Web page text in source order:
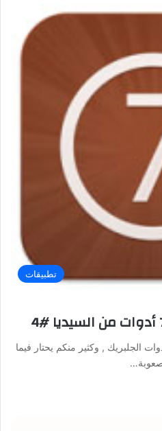
تطبيقات
الجلبريك , وكثير منكم يحتار فيما